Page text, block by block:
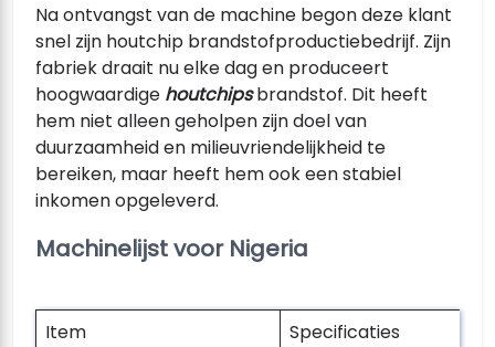
Na ontvangst van de machine begon deze klant
snel zijn houtchip brandstofproductiebedrijf. Zijn
fabriek draait nu elke dag en produceert
hoogwaardige houtchipsbrandstof. Dit heeft
hem niet alleen geholpen zijn doel van
duurzaamheid en milieuvriendelijkheid te
bereiken, maar heeft hem ook een stabiel
inkomen opgeleverd.
Machinelijst voor Nigeria
Item Specificaties